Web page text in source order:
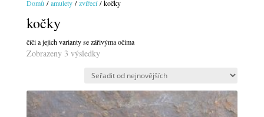
Domů /amulety/zvířecí/ kočky
kočky
číči a jejich varianty se zářivýma očima
Zobrazeny 3 výsledkySeřazeno
nejnovějších